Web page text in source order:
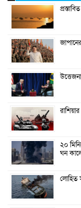
২০
ঘন
লোহিত